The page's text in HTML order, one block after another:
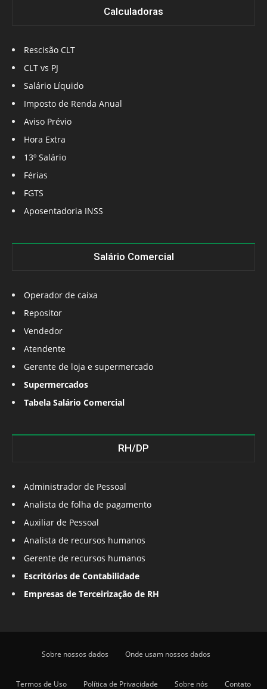
Calculadoras
Rescisão CLT
CLT vs PJ
Salário Líquido
Imposto de Renda Anual
Aviso Prévio
Hora Extra
13º Salário
Férias
FGTS
Aposentadoria INSS
Salário Comercial
Operador de caixa
Repositor
Vendedor
Atendente
Gerente de loja e supermercado
Supermercados
Tabela Salário Comercial
RH/DP
Administrador de Pessoal
Analista de folha de pagamento
Auxiliar de Pessoal
Analista de recursos humanos
Gerente de recursos humanos
Escritórios de Contabilidade
Empresas de Terceirização de RH
Sobre nossos dados Onde usam nossos dados
Termos de Uso Política de Privacidade Sobre nós Contato